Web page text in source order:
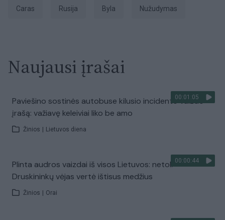
caras Rusija Byla nužudymas
Naujausi įrašai
00:01:05
Paviešino sostinės autobuse kilusio incidento vaizdo
įrašą: važiavę keleiviai liko be amo
Žinios Lietuvos diena
00:00:44
Plinta audros vaizdai iš visos Lietuvos: netoli
Druskininkų vėjas vertė ištisus medžius
Žinios Orai